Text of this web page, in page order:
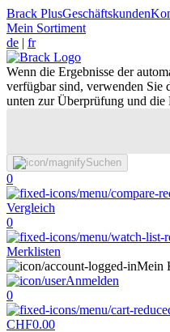
Brack PlusGeschäftskunden
Mein Sortiment
de | fr
Wenn die Ergebnisse der
verfügbar sind, verwenden Sie
unten zur Überprüfung und die
Suchen
0
Vergleich
0
Merklisten
Mein
Anmelden
0
CHF0.00